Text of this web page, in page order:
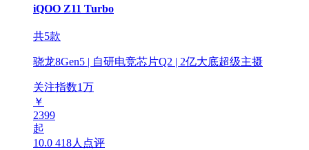
iQOO Z11 Turbo
共5款
骁龙8Gen5 | 自研电竞芯片Q2 | 2亿大底超级主摄
关注指数1万
￥
2399
起
10.0 418人点评